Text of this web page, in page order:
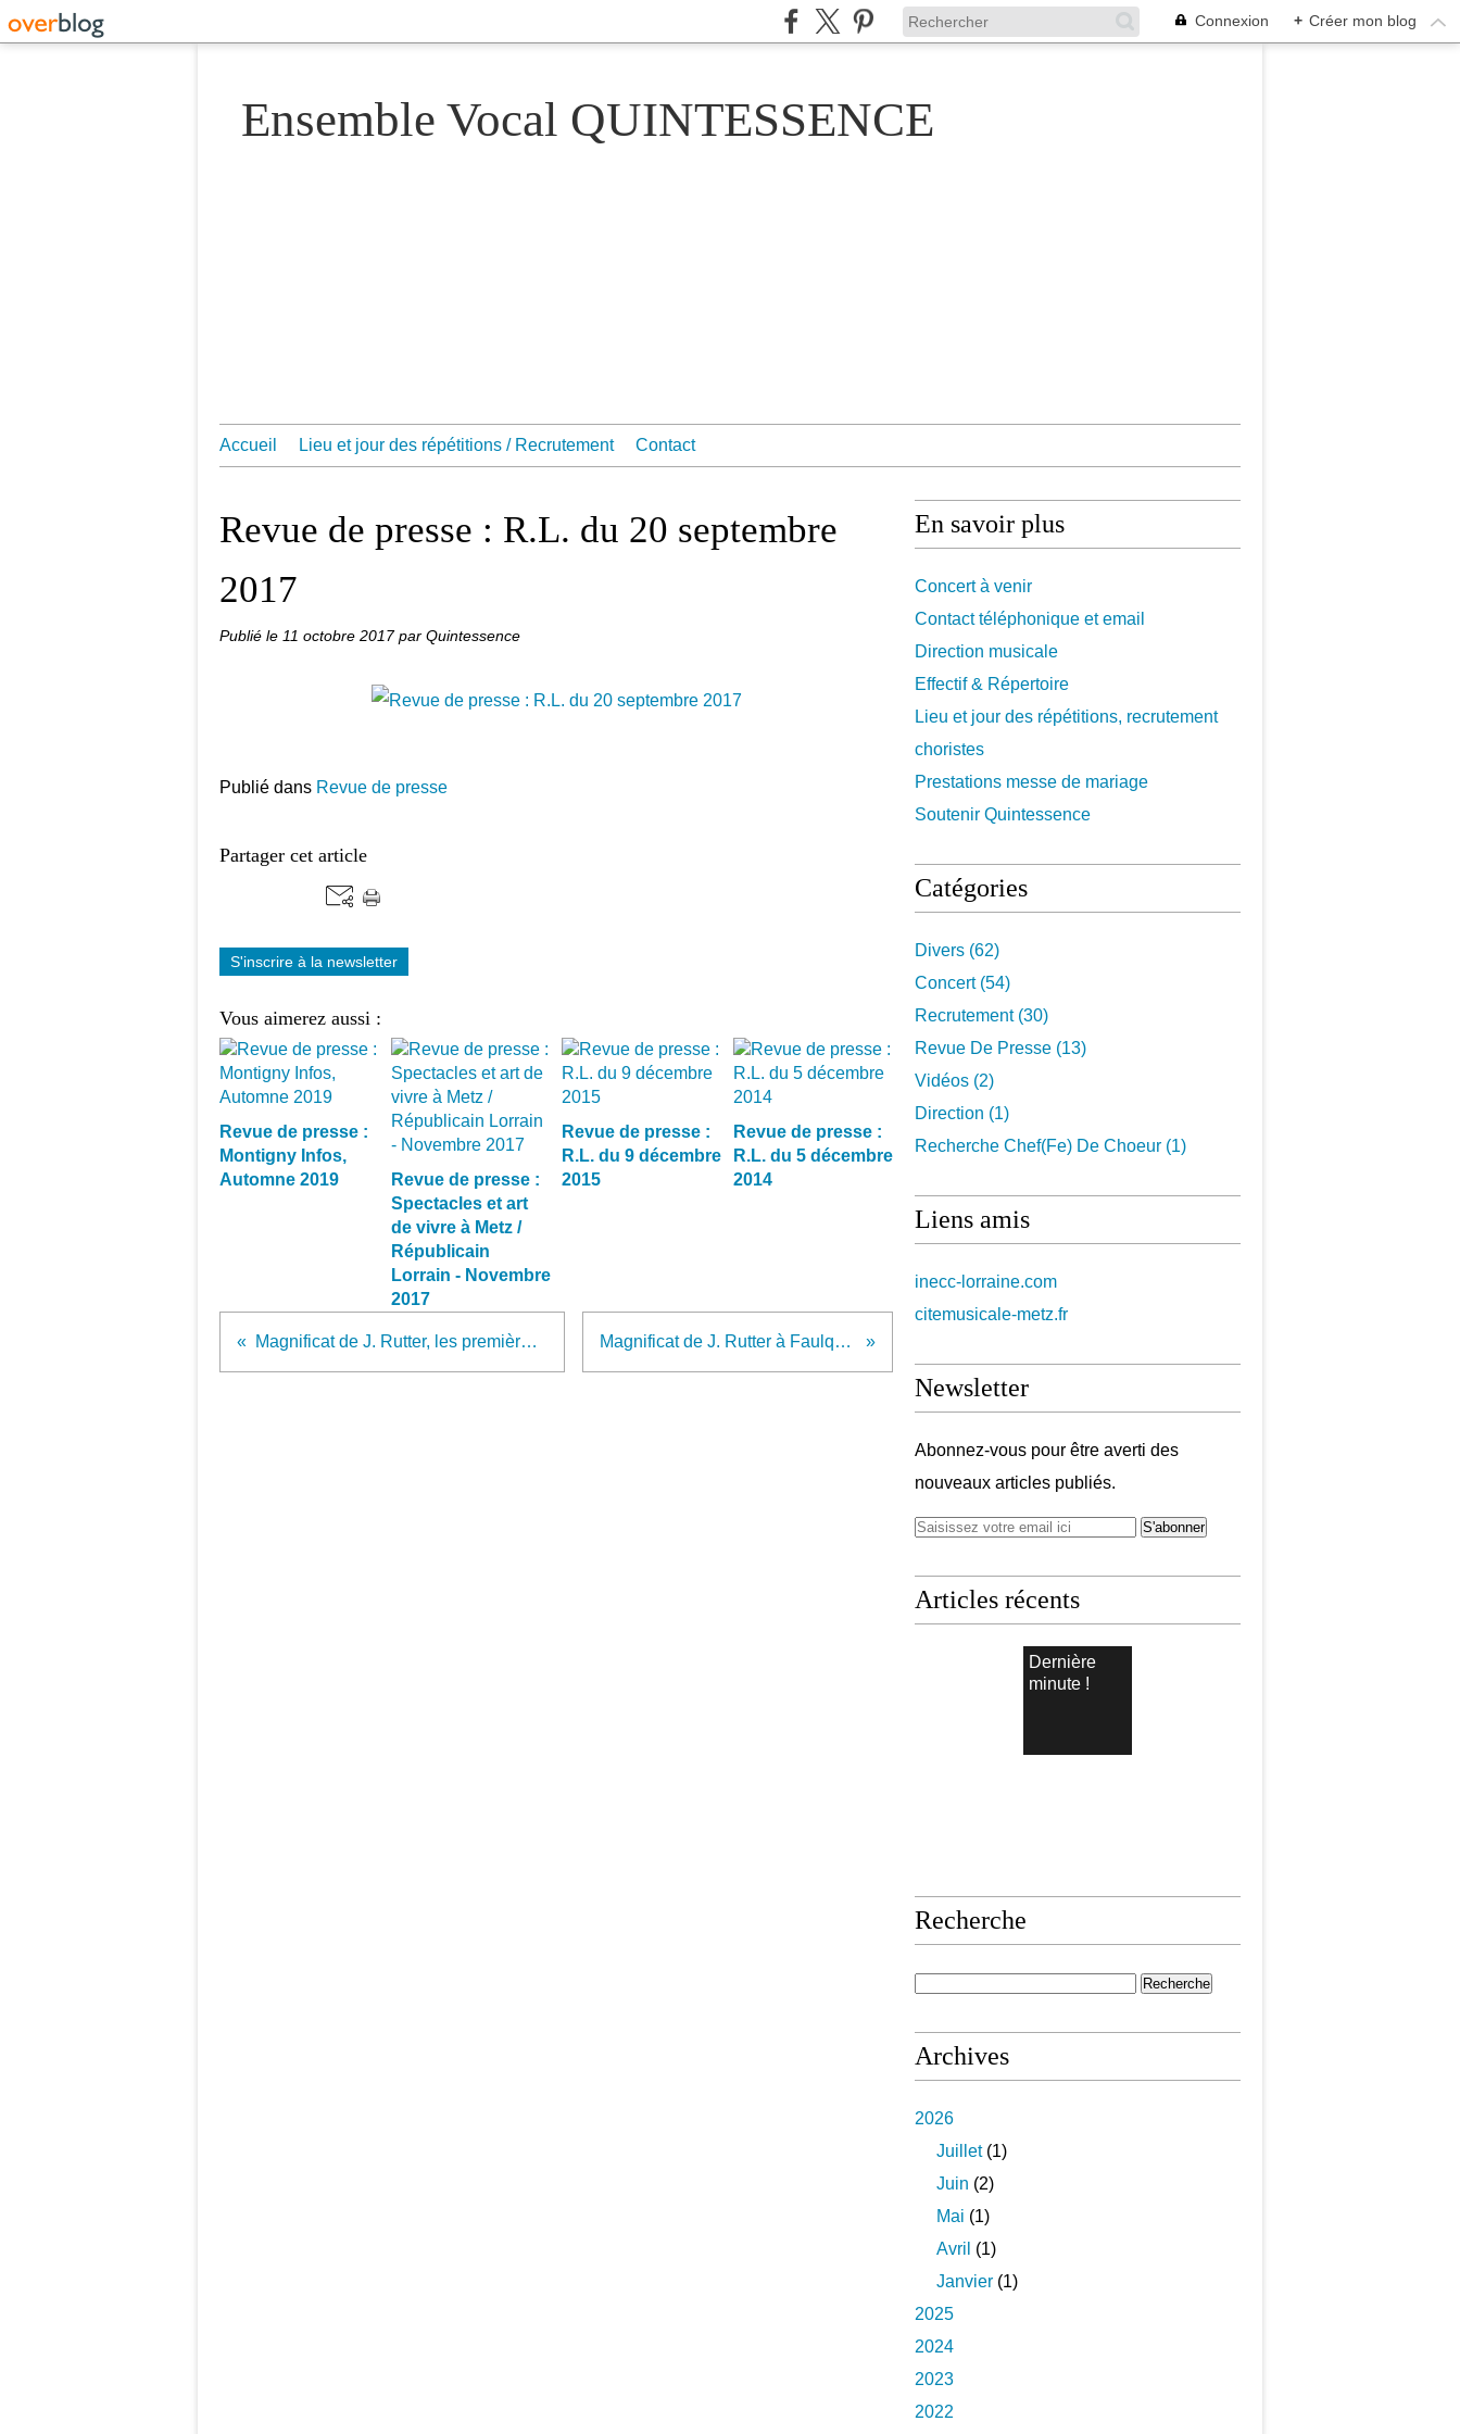
Connexion + Créer mon blog
Ensemble Vocal QUINTESSENCE
Accueil Lieu et jour des répétitions / Recrutement Contact
Revue de presse : R.L. du 20 septembre
2017
Publié le 11 octobre 2017par Quintessence
Publié dans Revue de presse
Partager cet article
S'inscrire à la newsletter
Vous aimerez aussi :
Revue de presse :
Montigny Infos,
Automne 2019
Revue de presse :
Spectacles et art
de vivre à Metz /
Républicain
Lorrain - Novembre
2017
Revue de presse :
R.L. du 9 décembre
2015
Revue de presse :
R.L. du 5 décembre
2014
Magnificat de J. Rutter, les premières dates Magnificat de J. Rutter à Faulquemont
En savoir plus
Concert à venir
Contact téléphonique et email
Direction musicale
Effectif & Répertoire
Lieu et jour des répétitions, recrutement
choristes
Prestations messe de mariage
Soutenir Quintessence
Catégories
Divers (62)
Concert(54)
Recrutement(30)
Revue De Presse (13)
Vidéos (2)
Direction (1)
Recherche Chef(fe) De Choeur (1)
Liens amis
inecc-lorraine.com
citemusicale-metz.fr
Newsletter
Abonnez-vous pour être averti des
nouveaux articles publiés.
Articles récents
Dernière
minute !
Recherche
Archives
2026
Juillet(1)
Juin (2)
Mai (1)
Avril (1)
Janvier (1)
2025
2024
2023
2022